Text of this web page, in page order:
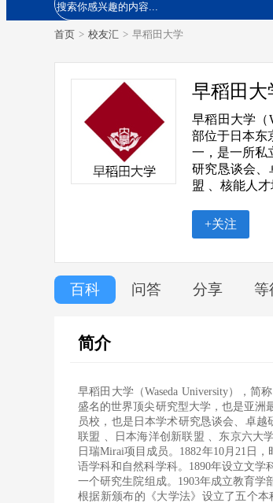
首页 > 校友汇 > 早稻田大学
早稻田大
早稻田大学（
部位于日本东
一，是一所私
研究恳谈会、
盟 、核能人
+关注
百科 问答 分享 等
简介
早稻田大学（Waseda University），
盛名的世界顶尖研究型大学，也是亚洲
员校，也是日本学术研究恳谈会、卓
联盟 、日本海洋创新联盟 、东京六大
日瑞Mirai项目成员。1882年10月21日
语学科和自然科学科。1890年设立文
一个研究生院组成。1903年成立教育学
根据新颁布的《大学法》设立了五个